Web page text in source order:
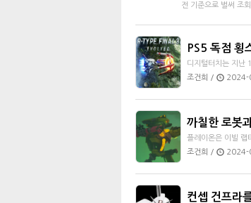
전 기준으로 벌써 조
PS5 독점 횡
디지털터치는 지난
조건희 /
2024-
까칠한 로봇
플레이온은 이빌 랩
조건희 /
2024-
컨셉 건프라